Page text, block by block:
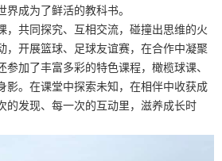
成为了鲜活的教科书。
，共同探究、互相交流，碰撞出思维的火
，开展篮球、足球友谊赛，在合作中凝聚
参加了丰富多彩的特色课程，橄榄球课、
影。在课堂中探索未知，在相伴中收获成
的发现、每一次的互动里，滋养成长时